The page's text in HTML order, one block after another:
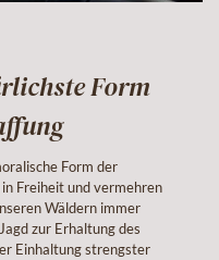
Form
Form der
Freiheit und vermehren
Wäldern immer
zur Erhaltung des
Einhaltung strengster